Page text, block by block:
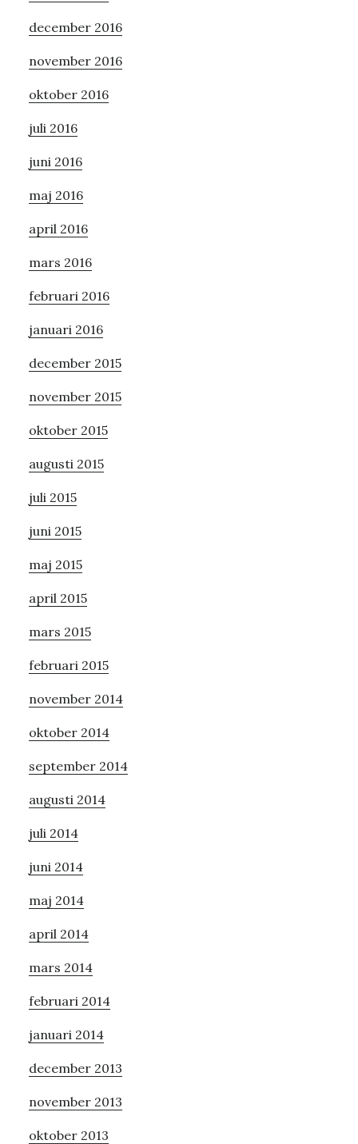
december 2016
november 2016
oktober 2016
juli 2016
juni 2016
maj 2016
april 2016
mars 2016
februari 2016
januari 2016
december 2015
november 2015
oktober 2015
augusti 2015
juli 2015
juni 2015
maj 2015
april 2015
mars 2015
februari 2015
november 2014
oktober 2014
september 2014
augusti 2014
juli 2014
juni 2014
maj 2014
april 2014
mars 2014
februari 2014
januari 2014
december 2013
november 2013
oktober 2013